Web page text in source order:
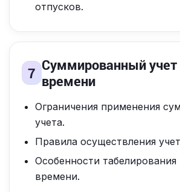
отпусков.
7 Суммированный учет
времени
Ограничения применения
учета.
Правила осуществления
Особенности табелирования
времени.